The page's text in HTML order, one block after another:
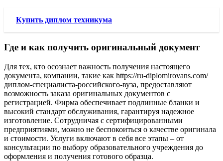
Купить диплом техникума
Где и как получить оригинальный документ
Для тех, кто осознает важность получения настоящего
документа, компании, такие как https://ru-diplomirovans.com/
диплом-специалиста-российского-вуза, предоставляют
возможность заказа оригинальных документов с
регистрацией. Фирма обеспечивает подлинные бланки и
высокий стандарт обслуживания, гарантируя надежное
изготовление. Сотрудничая с сертифицированными
предприятиями, можно не беспокоиться о качестве оригинала
и стоимости. Услуги включают в себя все этапы – от
консультации по выбору образовательного учреждения до
оформления и получения готового образца.